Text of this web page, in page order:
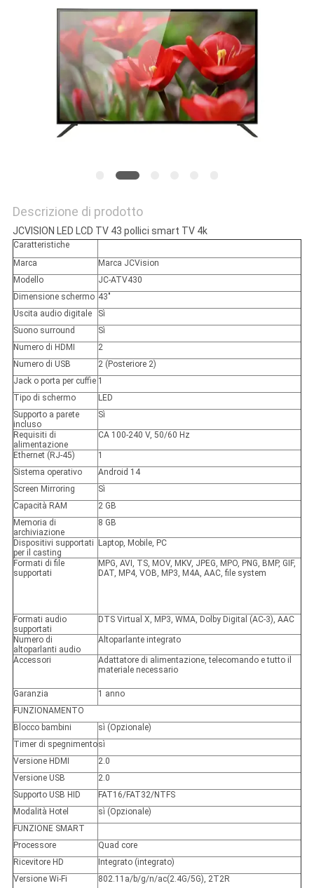
POLITICA
SULLA
PRIVACY
Descrizione di prodotto
JCVISION LED LCD TV 43 pollici smart TV 4k
Caratteristiche
Marca
Marca JCVision
Modello
JC-ATV430
Dimensione schermo 43"
Uscita audio digitale
Sì
Suono surround
Sì
Numero di HDMI
2
Numero di USB
2 (Posteriore 2)
Jack o porta per cuffie 1
Tipo di schermo
LED
Supporto a parete
incluso
Sì
Requisiti di
alimentazione
CA 100-240 V, 50/60 Hz
Ethernet (RJ-45)
1
Sistema operativo
Android 14
Screen Mirroring
Sì
Capacità RAM
2 GB
Memoria di
archiviazione
8 GB
Dispositivi supportati
per il casting
Laptop, Mobile, PC
Formati di file
supportati
MPG, AVI, TS, MOV, MKV, JPEG, MPO, PNG, BMP, GIF,
DAT, MP4, VOB, MP3, M4A, AAC, file system
Formati audio
supportati
DTS Virtual X, MP3, WMA, Dolby Digital (AC-3), AAC
Numero di
altoparlanti audio
Altoparlante integrato
Accessori
Adattatore di alimentazione, telecomando e tutto il
materiale necessario
Garanzia
1 anno
FUNZIONAMENTO
Blocco bambini
sì (Opzionale)
Timer di spegnimentosì
Versione HDMI
2.0
Versione USB
2.0
Supporto USB HID
FAT16/FAT32/NTFS
Modalità Hotel
sì (Opzionale)
FUNZIONE SMART
Processore
Quad core
Ricevitore HD
Integrato (integrato)
Versione Wi-Fi
802.11a/b/g/n/ac(2.4G/5G), 2T2R